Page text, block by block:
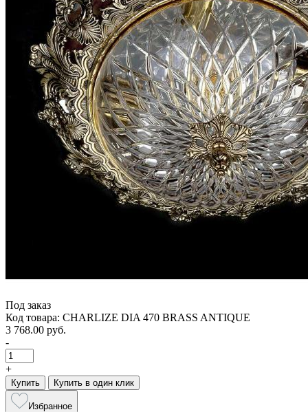
Под заказ
Код товара: CHARLIZE DIA 470 BRASS ANTIQUE
3 768.00 руб.
-
+
Купить Купить в один клик
Избранное